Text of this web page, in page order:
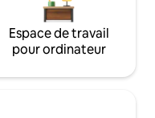
Espace de travail
pour ordinateur